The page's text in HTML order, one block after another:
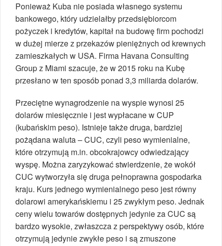
Ponieważ Kuba nie posiada własnego systemu
bankowego, który udzielałby przedsiębiorcom
pożyczek i kredytów, kapitał na budowę firm pochodzi
w dużej mierze z przekazów pieniężnych od krewnych
zamieszkałych w USA. Firma Havana Consulting
Group z Miami szacuje, że w 2015 roku na Kubę
przesłano w ten sposób ponad 3,3 miliarda dolarów.
Przeciętne wynagrodzenie na wyspie wynosi 25
dolarów miesięcznie i jest wypłacane w CUP
(kubańskim peso). Istnieje także druga, bardziej
pożądana waluta – CUC, czyli peso wymienialne,
które otrzymują m.in. obcokrajowcy odwiedzający
wyspę. Można zaryzykować stwierdzenie, że wokół
CUC wytworzyła się druga pełnoprawna gospodarka
kraju. Kurs jednego wymienialnego peso jest równy
dolarowi amerykańskiemu i 25 zwykłym peso. Jednak
ceny wielu towarów dostępnych jedynie za CUC są
bardzo wysokie, zwłaszcza z perspektywy osób, które
otrzymują jedynie zwykłe peso i są zmuszone